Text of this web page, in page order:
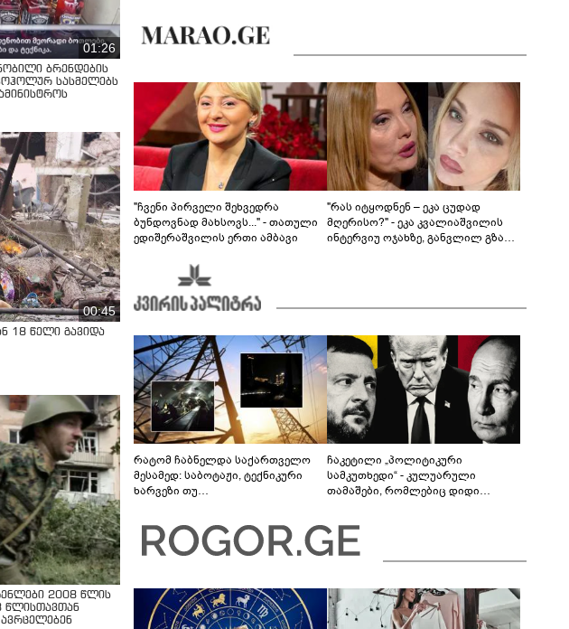
01:26
ბრენდების
სასმელებს
00:45
18 წელი გავიდა
2008 წლის
წლისთავთან
მოწოდებაზე... წლობით
მიმდინარეობდა საქმის
"ჩვენი პირველი შეხვედრა
ბუნდოვნად მახსოვს..." - თათული
ედიშერაშვილის ერთი ამბავი
"რას იტყოდნენ – ეკა ცუდად
მღერისო?" - ეკა კვალიაშვილის
ინტერვიუ ოჯახზე, განვლილ გზასა
რატომ ჩაბნელდა საქართველო
მესამედ: საბოტაჟი, ტექნიკური
ხარვეზი თუ
ჩაკეტილი „პოლიტიკური
სამკუთხედი“ - კულუარული
თამაშები, რომლებიც დიდი